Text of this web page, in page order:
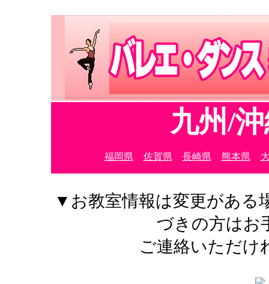
九州/
福岡県 佐賀県 長崎県 熊本県
▼お教室情報は変更がある
づきの方はお
ご連絡いただけ